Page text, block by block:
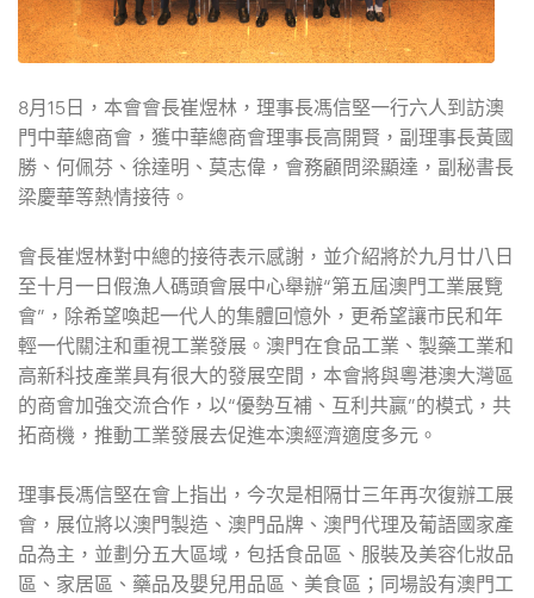
8月15日，本會會長崔煜林，理事長馮信堅一行六人到訪澳
門中華總商會，獲中華總商會理事長高開賢，副理事長黃國
勝、何佩芬、徐達明、莫志偉，會務顧問梁顯達，副秘書長
梁慶華等熱情接待。
會長崔煜林對中總的接待表示感謝，並介紹將於九月廿八日
至十月一日假漁人碼頭會展中心舉辦“第五屆澳門工業展覽
會”，除希望喚起一代人的集體回憶外，更希望讓市民和年
輕一代關注和重視工業發展。澳門在食品工業、製藥工業和
高新科技產業具有很大的發展空間，本會將與粵港澳大灣區
的商會加強交流合作，以“優勢互補、互利共贏”的模式，共
拓商機，推動工業發展去促進本澳經濟適度多元。
理事長馮信堅在會上指出，今次是相隔廿三年再次復辦工展
會，展位將以澳門製造、澳門品牌、澳門代理及葡語國家產
品為主，並劃分五大區域，包括食品區、服裝及美容化妝品
區、家居區、藥品及嬰兒用品區、美食區；同場設有澳門工